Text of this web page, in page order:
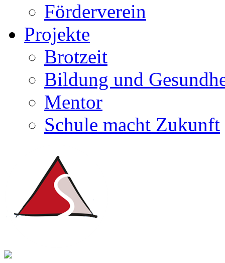
Förderverein
Projekte
Brotzeit
Bildung und
Mentor
Schule macht Zukunft